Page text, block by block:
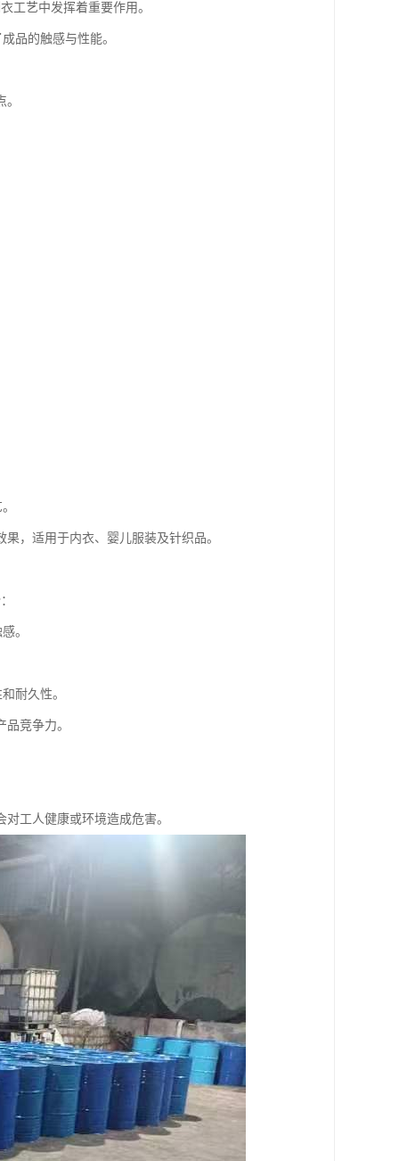
工艺中发挥着重要作用。
品的触感与性能。
，适用于内衣、婴儿服装及针织品。
。
耐久性。
竞争力。
工人健康或环境造成危害。